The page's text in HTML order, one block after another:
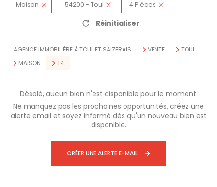
Maison 54200 - Toul 4 Pièces
Réinitialiser
AGENCE IMMOBILIÈRE À TOUL ET SAIZERAIS VENTE
TOUL
MAISON
T4
Désolé, aucun bien n'est disponible pour le moment.
Ne manquez pas les prochaines opportunités, créez une
alerte email et soyez informé dès qu'un nouveau bien est
disponible.
CRÉER UNE ALERTE E-MAIL